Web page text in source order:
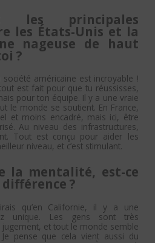
les principales
les États-Unis et la
nageuse de haut
?
américaine est incroyable !
est fait pour que tu réussisses,
pour ton équipe. Il y a une vraie
le monde se soutient. En France,
et moins encadré, mais ici, être
Au niveau des infrastructures,
Tout est conçu pour aider les
niveau, et c’est stimulant.
la mentalité, est-ce
?
qu’en Californie, il y a une
unique. Les gens sont très
et tout le monde semble
pense que cela vient aussi du